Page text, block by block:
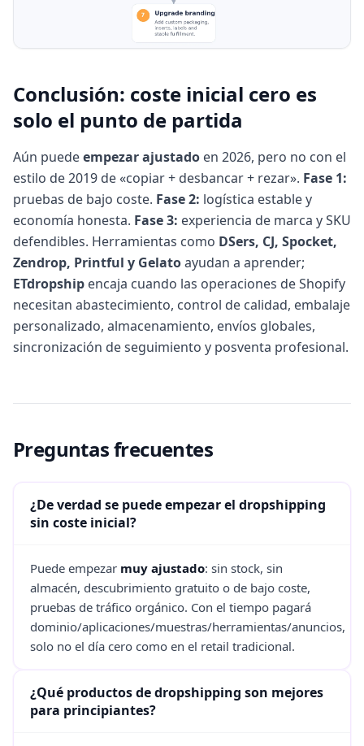
Conclusión: coste inicial cero es
solo el punto de partida
Aún puedeempezar ajustado en 2026, pero no con el
estilo de 2019 de «copiar + desbancar + rezar». Fase 1:
pruebas de bajo coste. Fase 2: logística estable y
economía honesta. Fase 3: experiencia de marca y SKU
defendibles. Herramientas como DSers, CJ, Spocket,
Zendrop, Printful y Gelatoayudan a aprender;
ETdropship encaja cuando las operaciones de Shopify
necesitan abastecimiento, control de calidad, embalaje
personalizado, almacenamiento, envíos globales,
sincronización de seguimiento y posventa profesional.
Preguntas frecuentes
¿De verdad se puede empezar el dropshipping
sin coste inicial?
Puede empezar muy ajustado: sin stock, sin
almacén, descubrimiento gratuito o de bajo coste,
pruebas de tráfico orgánico. Con el tiempo pagará
dominio/aplicaciones/muestras/herramientas/anuncios,
solo no el día cero como en el retail tradicional.
¿Qué productos de dropshipping son mejores
para principiantes?